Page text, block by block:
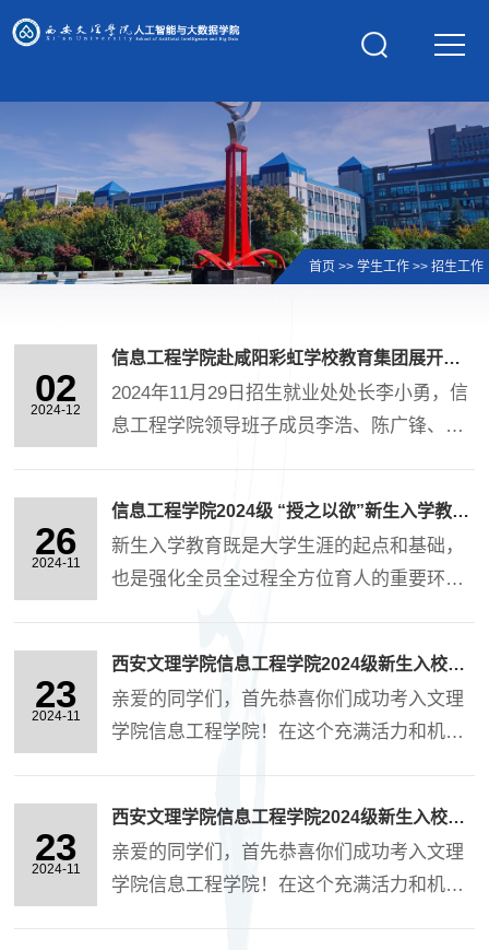
学校主页
首页 >> 学生工作 >> 招生工作
02
2024-12
信息工程学院赴咸阳彩虹学校教育集团展开洽谈
2024年11月29日招生就业处处长李小勇，信
息工程学院领导班子成员李浩、陈广锋、雷
团进行业务洽谈，彩虹中学党委副书记王尊
胜，副校长孙涛进行了接待。双方就招生宣
传、学生就业、导师互聘、教研项目等展开
基地和教学实践基地协议。 咸阳彩虹学校教
育集团成立于2020年7月，学校由咸阳彩虹
学校（咸阳彩虹初级中学、....
26
2024-11
信息工程学院2024级 “授之以欲”新生入学教育实施方案
新生入学教育既是大学生涯的起点和基础，
也是强化全员全过程全方位育人的重要环
“三授三煜”育人理念，扎实做好我院2024级
新生入学教育工作，利用“授之以欲”育人链
条，指导新生迈好大学生活的第一步，帮助
强学生自我管理、自我教育和自我服务的能
力，持续巩固和加强学风建设，结合我院实
际，特制定本方案。....
23
2024-11
西安文理学院信息工程学院2024级新生入校指南之生活服务篇
亲爱的同学们，首先恭喜你们成功考入文理
学院信息工程学院！在这个充满活力和机遇
院特编写了这份新生入校指南，希望能为你
们的大学生活提供一些帮助和参考。1、住宿
与公寓管理（1）公寓分配学校按照专业班级
23
2024-11
西安文理学院信息工程学院2024级新生入校指南之交通安全篇
亲爱的同学们，首先恭喜你们成功考入文理
学院信息工程学院！在这个充满活力和机遇